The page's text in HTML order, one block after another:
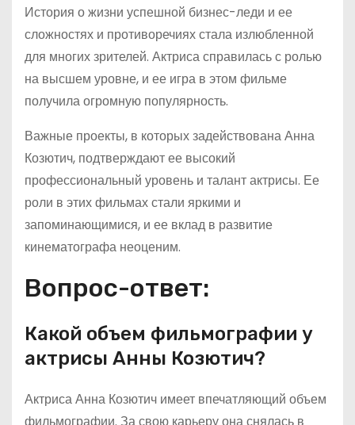
История о жизни успешной бизнес-леди и ее
сложностях и противоречиях стала излюбленной
для многих зрителей. Актриса справилась с ролью
на высшем уровне, и ее игра в этом фильме
получила огромную популярность.
Важные проекты, в которых задействована Анна
Козютич, подтверждают ее высокий
профессиональный уровень и талант актрисы. Ее
роли в этих фильмах стали яркими и
запоминающимися, и ее вклад в развитие
кинематографа неоценим.
Вопрос-ответ:
Какой объем фильмографии у
актрисы Анны Козютич?
Актриса Анна Козютич имеет впечатляющий объем